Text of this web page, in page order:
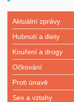
Aktuální zprávy
Hubnutí a diety
Kouření a drogy
Očkování
Proti únavě
Sex a vztahy